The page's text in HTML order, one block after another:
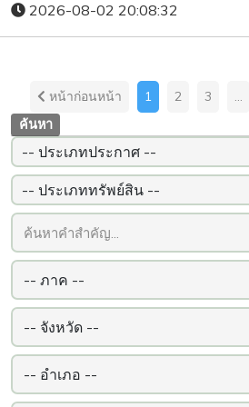
2026-08-02 20:08:32
หน้าก่อนหน้า 1 2 3 ...
ค้นหา